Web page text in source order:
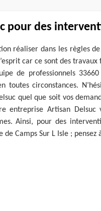
pour des
réaliser dans les règles
car ce sont des
de professionnels
toutes circonstances.
quel que soit vos
entreprise Artisan Delsuc
Ainsi, pour des
de Camps Sur L Isle ;